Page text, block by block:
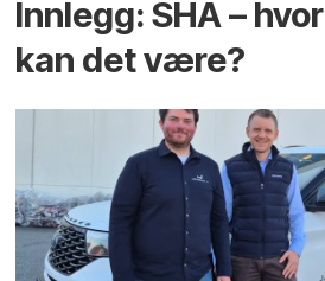
Innlegg: SHA –
kan det være?